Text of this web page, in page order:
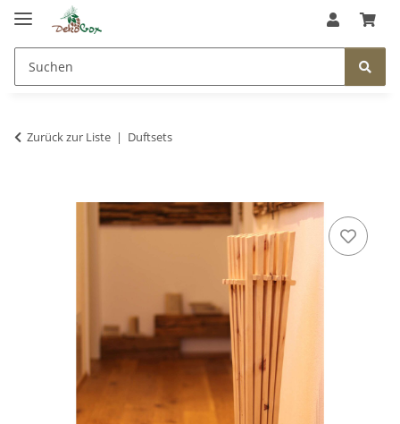
Zurück zur Liste Duftsets